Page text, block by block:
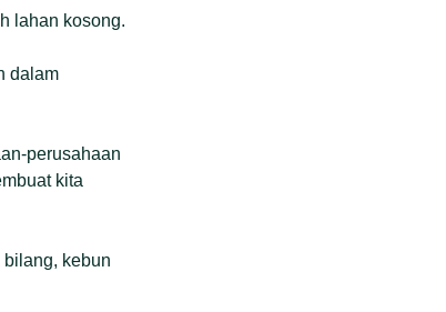
lahan kosong.
dalam
perusahaan
kita
kebun